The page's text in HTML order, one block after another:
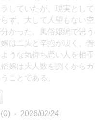
していたが、現実とし
ず、大して人望もない
かった。風俗嬢編で思
は工夫と辛抱が凄く、
うな気持ち悪い人を相手
嬢は大人数を捌くから
ことである。
2026/02/24